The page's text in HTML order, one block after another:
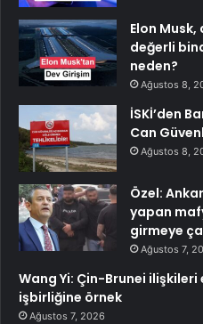
Elon Musk,
değerli
neden?
Ağustos 8,
İSKİ’den
Can
Ağustos 8,
Özel:
yapan
girmeye
Ağustos 7,
Wang Yi: Çin-Brunei
işbirliğine örnek
Ağustos 7, 2026